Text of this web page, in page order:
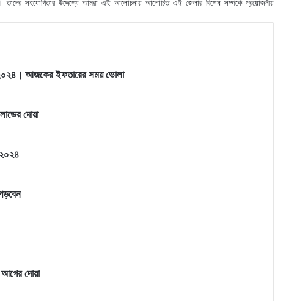
সহযোগিতার উদ্দেশ্যে আমরা এই আলোচনায় আলোচিত এই জেলার বিশেষ সম্পর্কে প্রয়োজনীয়
আজকের ইফতারের সময় ভোলা
দোয়া
আগের দোয়া